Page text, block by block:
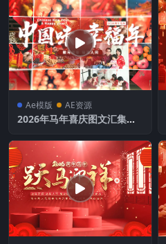
Ae模版 AE资源
2026年马年喜庆图文汇集文